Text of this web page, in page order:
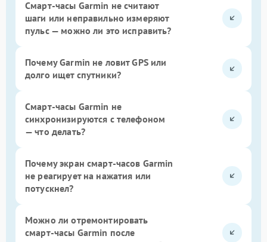
Смарт-часы Garmin не считают
шаги или неправильно измеряют
пульс — можно ли это исправить?
Почему Garmin не ловит GPS или
долго ищет спутники?
Смарт-часы Garmin не
синхронизируются с телефоном
— что делать?
Почему экран смарт-часов Garmin
не реагирует на нажатия или
потускнел?
Можно ли отремонтировать
смарт-часы Garmin после